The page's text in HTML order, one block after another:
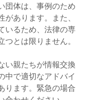
団体は、事例のため
あります。また、
いるため、法律の専
とは限りません。
い親たちが情報交換
中で適切なアドバイ
ります。緊急の場合